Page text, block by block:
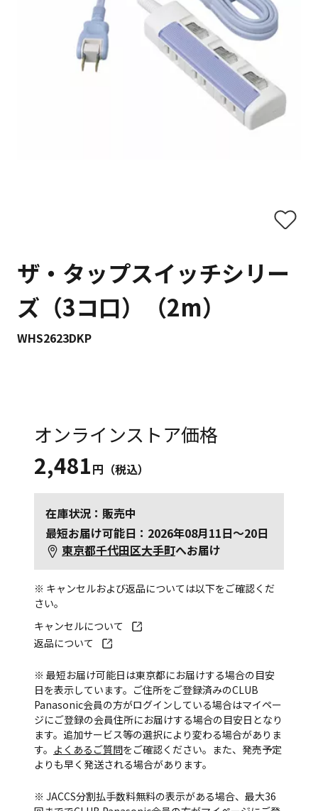
ザ・タップスイッチシリー
ズ（3コ口）（2m）
WHS2623DKP
オンラインストア価格
2,481円（税込）
在庫状況：販売中
最短お届け可能日：2026年08月11日～20日
東京都千代田区大手町へお届け
※ キャンセルおよび返品については以下をご確認くだ
さい。
キャンセルについて
返品について
※ 最短お届け可能日は東京都にお届けする場合の目安
日を表示しています。ご住所をご登録済みのCLUB
Panasonic会員の方がログインしている場合はマイペー
ジにご登録の会員住所にお届けする場合の目安日となり
ます。追加サービス等の選択により変わる場合がありま
す。 よくあるご質問をご確認ください。また、発売予定
よりも早く発送される場合があります。
※ JACCS分割払手数料無料の表示がある場合、最大36